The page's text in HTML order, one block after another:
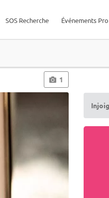
Événements Pro
SOS Recherche
1